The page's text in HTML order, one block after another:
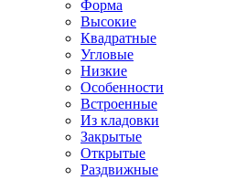
Форма
Высокие
Квадратные
Угловые
Низкие
Особенности
Встроенные
Из кладовки
Закрытые
Открытые
Раздвижные